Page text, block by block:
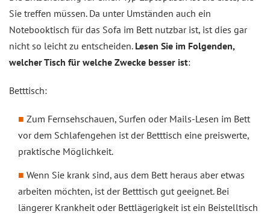
Sie treffen müssen. Da unter Umständen auch ein
Notebooktisch für das Sofa im Bett nutzbar ist, ist dies gar
nicht so leicht zu entscheiden. Lesen Sie im Folgenden,
welcher Tisch für welche Zwecke besser ist:
Betttisch:
Zum Fernsehschauen, Surfen oder Mails-Lesen im Bett
vor dem Schlafengehen ist der Betttisch eine preiswerte,
praktische Möglichkeit.
Wenn Sie krank sind, aus dem Bett heraus aber etwas
arbeiten möchten, ist der Betttisch gut geeignet. Bei
längerer Krankheit oder Bettlägerigkeit ist ein Beistelltisch